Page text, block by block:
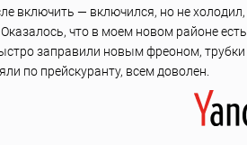
включить — включился, но не холодил,
что в моем новом районе есть
заправили новым фреоном, трубки
по прейскуранту, всем доволен.